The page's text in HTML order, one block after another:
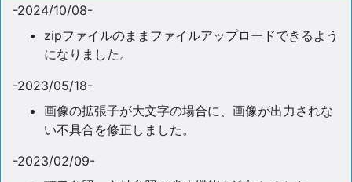
-2024/10/08-
zipファイルのままファイルアップロードできるよう
になりました。
-2023/05/18-
画像の拡張子が大文字の場合に、画像が出力されな
い不具合を修正しました。
-2023/02/09-